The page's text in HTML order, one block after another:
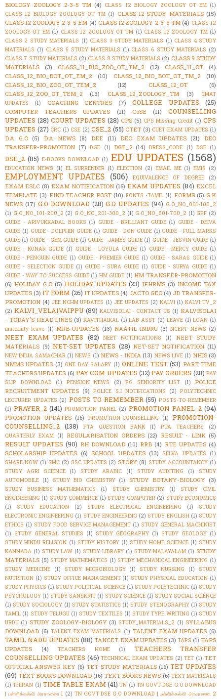
BIOLOGY ZOOLOGY 2-3-5 TM (4) CLASS 12 BIOLOGY ZOOLOGY OT EM (1)
CLASS 12 BIOLOGY ZOOLOGY OT TM (1) CLASS 12 STUDY MATERIALS (15)
CLASS 12 ZOOLOGY 2-3-5 EM (4) CLASS 12 ZOOLOGY 2-3-5 TM (4) CLASS 12
ZOOLOGY OT EM (1) CLASS 12 ZOOLOGY OT TM (1) CLASS 12 ZOOLOGY TM (1)
CLASS 2 STUDY MATERIALS (1) CLASS 3 STUDY MATERIALS (1) CLASS 4 STUDY
MATERIALS (1) CLASS 5 STUDY MATERIALS (1) CLASS 6 STUDY MATERIALS (2)
CLASS 7 STUDY MATERIALS (2) CLASS 8 STUDY MATERIALS (2) CLASS 9 STUDY
MATERIALS
(3) CLASS_11_BIO_ZOO_OT_TM_2 (12) CLASS_11_OT
(4)
CLASS_12_BIO_BOT_OT_EM_2
(10) CLASS_12_BIO_BOT_OT_TM_2
(10)
CLASS_12_BIO_ZOO_OT_TEM_2
(12) CLASS_12_OT
(6)
CLASS_12_ZOO_OT_TEM_2
(13) CLASS_12_ZOOLOGY_TM (3)
CMAT
UPDATES
(1) COACHING CENTRES (7) COLLEGE UPDATES (25)
COMPUTER TEACHERS UPDATES (11) CoSE (11)
COUNSELLING
UPDATES (28) COURT UPDATES (28) CPS (5) CPS Missing Credit (1) CPS
UPDATES (27) CRC (1) CSE (2) CSE_2 (55) CTET (3) CUET EXAM UPDATES (1)
D.A G.O (5) D.A NEWS (8) DEE (11) DEO EXAM UPDATES (21)
DEO
TRANSFER-PROMOTION (7) DGE (1) DGE_2 (14) DRESS_CODE (1) DSE (1)
DSE_2 (85) E-BOOKS DOWNLOAD (1) EDU UPDATES (1568)
EDUCATION NEWS (1) EL SURRENDER (1) ELECTION (2) EMAIL ME (1) EMIS (2)
EMPLOYMENT UPDATES (506) EQUIVALENCE OF DEGREE (2)
EXAM ESLC (8) EXAM NOTIFICATION (16) EXAM UPDATES (84) EXCEL
TEMPLATE (3) FIND TEACHER POST (10) FONTS -TAMIL (1) FORMS (5) G.K
NEWS (17) G.O DOWNLOAD (28) G.O UPDATES (94) G.O_NO_001-100_2
(1) G.O_NO_101-200_2 (2) G.O_NO_201-300_2 (1) G.O_NO_601-700_2 (1) GPF (2)
GUIDE - ARIVUKKADAL BOOKS (1) GUIDE - BRILLIANT GUIDE (1) GUIDE - DEIVA
GUIDE (1) GUIDE - DOLPHIN GUIDE (1) GUIDE - DON GUIDE (1) GUIDE - FULL MARKS
GUIDE (1) GUIDE - GEM GUIDE (1) GUIDE - JAMES GUIDE (1) GUIDE - JESVIN GUIDE (1)
GUIDE - KONAR GUIDE (1) GUIDE - LOYOLA GUIDE (1) GUIDE - MERCY GUIDE (1)
GUIDE - PENGUIN GUIDE (1) GUIDE - PREMIER GUIDE (1) GUIDE - SARAS GUIDE (1)
GUIDE - SELECTION GUIDE (1) GUIDE - SURA GUIDE (1) GUIDE - SURYA GUIDE (1)
GUIDE - WAY TO SUCCESS GUIDE (1) HM GUIDE (1) HM TRANSFER-PROMOTION
(6) HOLIDAY G.O (5) HOLIDAY UPDATES (23) IFHRMS (3) INCOME TAX
UPDATES (3) IT FORM (26) IT UPDATES (4) JACTO GEO (4) JD TRANSFER-
PROMOTION (4) JEE NCHM UPDATES (1) JEE UPDATES (2) KALVI (1) KALVI TV_2
(2) KALVI_VELAIVAIPPU (89) KALVISOLAI - CONTACT US (1) KALVISOLAI
- TODAY'S HEAD LINES (3) KAVITHAIKAL (1) LAB ASST (2) LEAVE (1) LOAN (1)
maternity leave (1) MRB UPDATES (13) NAATIL INDRU (3) NCERT NEWS (2)
NEET EXAM UPDATES (82) NEET NOTIFICATIONS (1)
NEET STUDY
MATERIALS (9) NET-SET UPDATES (28) NET-SET NOTIFICATION (11)
NEW INDIA SAMACHAR (1) NEWS (1) NEWS - INDIA (13) NEWS LIVE (1) NHIS (3)
NMMS UPDATES (3) ONE DAY SALARY (1) ONLINE TEST (53) PART TIME
TEACHERS UPDATES (6) PAY COM UPDATES (32) PAY ORDERS (28) PAY
SLIP DOWNLOAD
(1) PENSION NEWS (2) PG SENIORITY LIST (1)
POLICE
RECRUITMENT UPDATES (9) POLICE S.I NOTIFICATIONS (2) POLYTECHNIC
LECTURER UPDATES (2) POSTS TO REMEMBER (55) POSTS-TO-REMEMBER
(1) PRAYER_2 (141) PROMOTION PANEL (2) PROMOTION PANEL_2 (94)
PROMOTION UPDATES (16) PROMOTION-COUNSELLING (1)
PROMOTION-
COUNSELLING_2 (138) PTA QUESTION BANK (1) PTA TEACHERS
(2)
QUARTERLY EXAM (1) REGULARISATION ORDERS (22) RESULT - LINK (5)
RESULT UPDATES (90) RH DOWNLOAD (10) RRB (4) RTE UPDATES (4)
SCHOLARSHIP UPDATES (6) SCHOOL UPDATES (13) SELVA UPDATES
(1)
SHARE NOW (1) SMC (2) SSC UPDATES (2) STORY (8) STUDY ACCOUNTANCY (1)
STUDY AGRI SCIENCE
(1) STUDY ARABIC (1) STUDY AUDITING (1)
STUDY
AUTOMOBILE (1) STUDY BIO CHEMISTRY (1) STUDY BOTANY-BIOLOGY (3)
STUDY BUSINESS MATHEMATICS (1) STUDY CHEMISTRY (1)
STUDY CIVIL
ENGINEERING (1) STUDY COMMERCE (1) STUDY COMPUTER (2) STUDY ECONOMICS
(1)
STUDY EDUCATION (2) STUDY ELECTRICAL ENGINEERING (1)
STUDY
ELECTRONIC ENGINEERING (1) STUDY ENGINEERING (2) STUDY ENGLISH (1) STUDY
ETHICS (1) STUDY FOOD SERVICE MANAGEMENT (1) STUDY GENERAL MACHINIST
(1) STUDY GENERAL STUDIES (1) STUDY GEOGRAPHY (1) STUDY GEOLOGY (1)
STUDY HINDU RELIGION (1) STUDY HISTORY (1) STUDY HOME SCIENCE (1) STUDY
KANNADA (1) STUDY LAW (1) STUDY LIBRARY (1) STUDY MALAYALAM (1) STUDY
MATERIALS (5) STUDY MATHEMATICS (1) STUDY MECHANICAL ENGINEERING (1)
STUDY MEDICINE
(1) STUDY MICROBIOLOGY (1) STUDY NURSING (1)
STUDY
NUTRITION (1) STUDY OFFICE MANAGEMENT (1) STUDY PHYSICAL EDUCATION (1)
STUDY PHYSICS (1) STUDY POLITICAL SCIENCE (1) STUDY POLYTECHNIC (1) STUDY
PSYCHOLOGY (1) STUDY SANSKRIT (1) STUDY SCIENCE (1) STUDY SOCIAL SCIENCE
(1) STUDY SOCIOLOGY (1) STUDY STATISTICS (1) STUDY STENOGRAPHY (1) STUDY
TAMIL (1) STUDY TELUGU (1) STUDY TEXTILES (1) STUDY TYPE WRITING (1) STUDY
URDU (1) STUDY ZOOLOGY-BIOLOGY (3) STUDY_MATERIALS_2 (1) SYLLABUS
DOWNLOAD (6) TALENT EXAM MATERIALS (1) TALENT EXAM UPDATES (6)
TAMIL NADU UPDATES (88) TANCET EXAM UPDATES (3) TAPS (1) TAPS
UPDATES
(4) TEACHERS HOME (1)
TEACHERS TRANSFER
COUNSELLING UPDATES (46) TECHNICAL EXAM UPDATES (2) TET (1) TET
OFFICIAL ANSWER KEY (6) TET STUDY MATERIALS (16) TET UPDATES
(69) TEXT BOOKS DOWNLOAD (16) TEXT BOOKS NEWS (6) TEXT MATERIALS
(1) THIRAN (1) TIME TABLE EXAM (41) TN (1) TN GOVT DSE G.O DOWNLOAD
| பள்ளிக்கல்வி அரசாணை 1 (2) TN GOVT DSE G.O DOWNLOAD | பள்ளிக்கல்வி அரசாணை 2